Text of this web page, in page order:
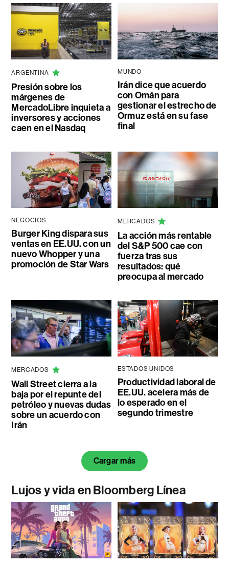
ARGENTINA
Presión sobre los
márgenes de
MercadoLibre inquieta a
inversores y acciones
caen en el Nasdaq
MUNDO
Irán dice que acuerdo
con Omán para
gestionar el estrecho de
Ormuz está en su fase
final
NEGOCIOS
Burger King dispara sus
ventas en EE.UU. con un
nuevo Whopper y una
promoción de Star Wars
MERCADOS
La acción más rentable
del S&P 500 cae con
fuerza tras sus
resultados: qué
preocupa al mercado
MERCADOS
Wall Street cierra a la
baja por el repunte del
petróleo y nuevas dudas
sobre un acuerdo con
Irán
ESTADOS UNIDOS
Productividad laboral de
EE.UU. acelera más de
lo esperado en el
segundo trimestre
Cargar más
Lujos y vida en Bloomberg Línea